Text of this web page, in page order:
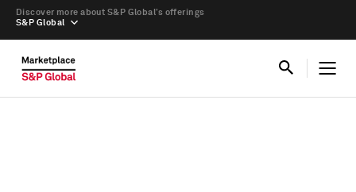
S&P Global
Discover more about S&P Global’s offerings